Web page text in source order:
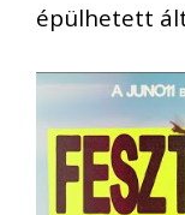
épülhetett